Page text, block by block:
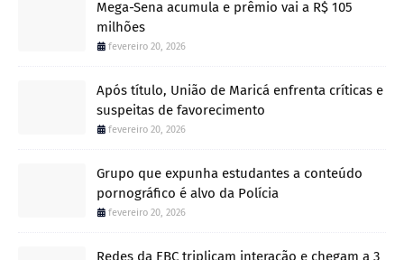
Mega-Sena acumula e prêmio vai a R$ 105
milhões
fevereiro 20, 2026
Após título, União de Maricá enfrenta críticas e
suspeitas de favorecimento
fevereiro 20, 2026
Grupo que expunha estudantes a conteúdo
pornográfico é alvo da Polícia
fevereiro 20, 2026
Redes da EBC triplicam interação e chegam a 3